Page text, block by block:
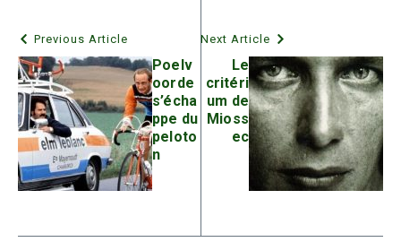
Previous Article
Poelv
oorde
s’écha
ppe du
peloto
n
Next Article
Le
critéri
um de
Mioss
ec